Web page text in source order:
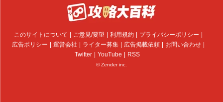
このサイトについて ご意見/要望 利用規約
プライバシーポリシー
広告ポリシー
運営会社 ライター募集 広告掲載依頼
お問い合わせ
Twitter
YouTube RSS
© Zender inc.